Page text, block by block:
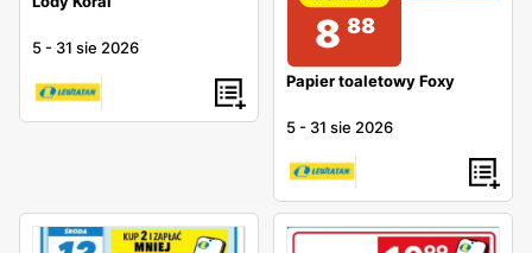
5 - 31 sie 2026 8 88
Papier toaletowy Foxy
5 - 31 sie 2026